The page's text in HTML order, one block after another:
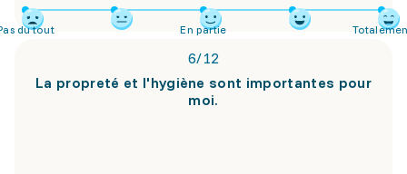
du tout En partie
6/12
La propreté et l'hygiène sont importantes pour
moi.